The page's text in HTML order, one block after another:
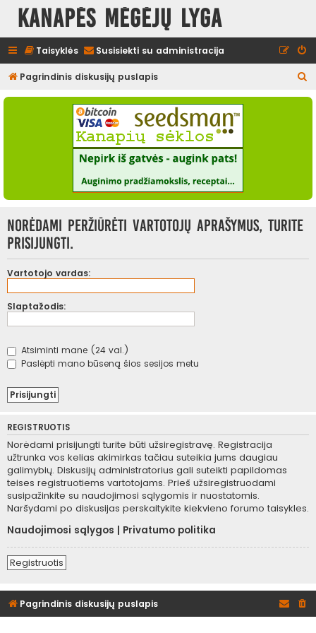
Kanapės mėgėjų lyga
Taisyklės Susisiekti su administracija
Pagrindinis diskusijų puslapis
e
Norėdami peržiūrėti vartotojų aprašymus, turite
prisijungti.
Vartotojo vardas:
Slaptažodis:
Atsiminti mane (24 val.)
Paslėpti mano būseną šios sesijos metu
REGISTRUOTIS
Norėdami prisijungti turite būti užsiregistravę. Registracija
užtrunka vos kelias akimirkas tačiau suteikia jums daugiau
galimybių. Diskusijų administratorius gali suteikti papildomas
teises registruotiems vartotojams. Prieš užsiregistruodami
susipažinkite su naudojimosi sąlygomis ir nuostatomis.
Naršydami po diskusijas perskaitykite kiekvieno forumo taisykles.
Naudojimosi sąlygos
Privatumo politika
Registruotis
Pagrindinis diskusijų puslapis